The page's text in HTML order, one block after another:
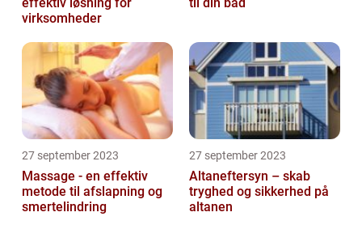
virksomheder
27 september 2023
Massage - en effektiv
metode til afslapning og
smertelindring
27 september 2023
Altaneftersyn – skab
tryghed og sikkerhed på
altanen